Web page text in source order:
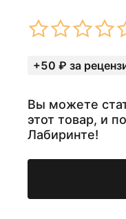
+50 ₽ за
Вы можете
этот товар, и
Лабиринте!